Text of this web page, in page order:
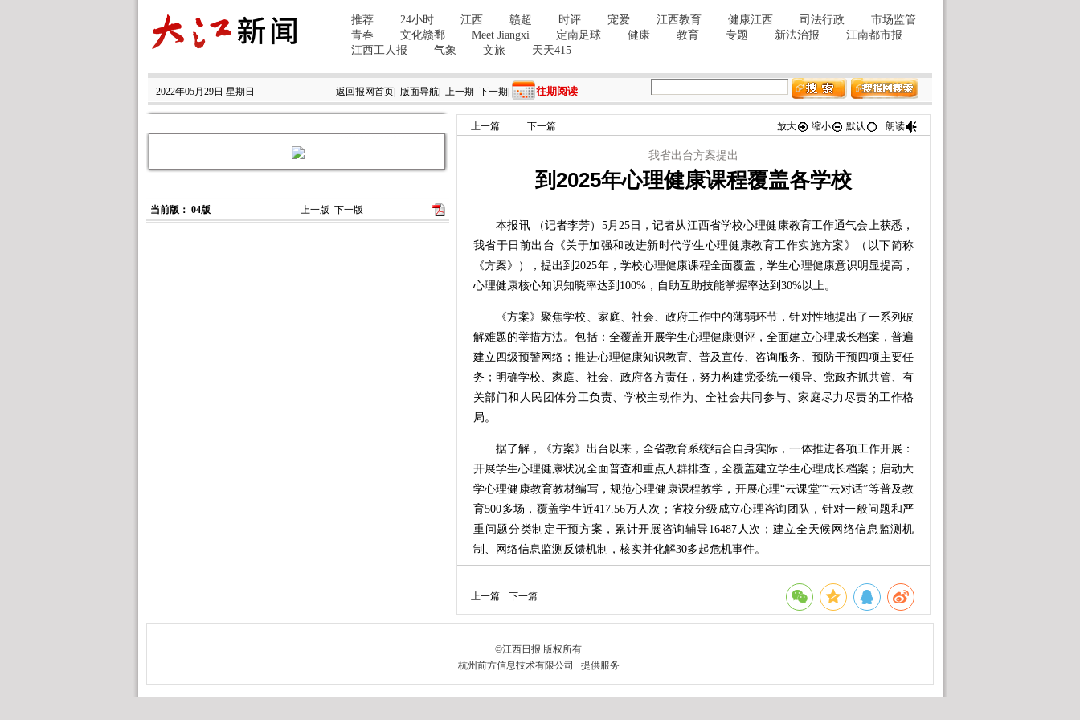
2022年05月29日 星期日 返回报网首页 版面导航 上一期 下一期 往期阅读
当前版： 04版 上一版 下一版
上一篇 下一篇 放大 缩小 默认 朗读
我省出台方案提出
到2025年心理健康课程覆盖各学校
本报讯 （记者李芳）5月25日，记者从江西省学校心理健康教育工作通气会上获悉，
我省于日前出台《关于加强和改进新时代学生心理健康教育工作实施方案》（以下简称
《方案》），提出到2025年，学校心理健康课程全面覆盖，学生心理健康意识明显提高，
心理健康核心知识知晓率达到100%，自助互助技能掌握率达到30%以上。
《方案》聚焦学校、家庭、社会、政府工作中的薄弱环节，针对性地提出了一系列破
解难题的举措方法。包括：全覆盖开展学生心理健康测评，全面建立心理成长档案，普遍
建立四级预警网络；推进心理健康知识教育、普及宣传、咨询服务、预防干预四项主要任
务；明确学校、家庭、社会、政府各方责任，努力构建党委统一领导、党政齐抓共管、有
关部门和人民团体分工负责、学校主动作为、全社会共同参与、家庭尽力尽责的工作格
局。
据了解，《方案》出台以来，全省教育系统结合自身实际，一体推进各项工作开展：
开展学生心理健康状况全面普查和重点人群排查，全覆盖建立学生心理成长档案；启动大
学心理健康教育教材编写，规范心理健康课程教学，开展心理“云课堂”“云对话”等普及教
育500多场，覆盖学生近417.56万人次；省校分级成立心理咨询团队，针对一般问题和严
重问题分类制定干预方案，累计开展咨询辅导16487人次；建立全天候网络信息监测机
制、网络信息监测反馈机制，核实并化解30多起危机事件。
下一步，省教育厅将全面建立学生心理健康状况数字档案，实现每名学生都有一
张“心理画像”。实施心理健康教育示范创建，推动建成一批心理健康教育示范区、示范
校，示范引领各地各校提高心理健康教育工作现代化水平。
上一篇 下一篇